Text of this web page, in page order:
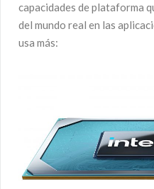
capacidades de plataforma
del mundo real en las
usa más: